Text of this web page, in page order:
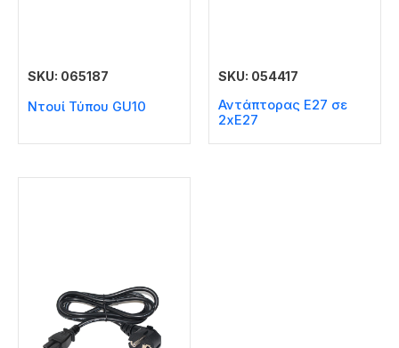
SKU: 065187
Ντουί Τύπου GU10
SKU: 054417
Αντάπτορας E27 σε
2xE27